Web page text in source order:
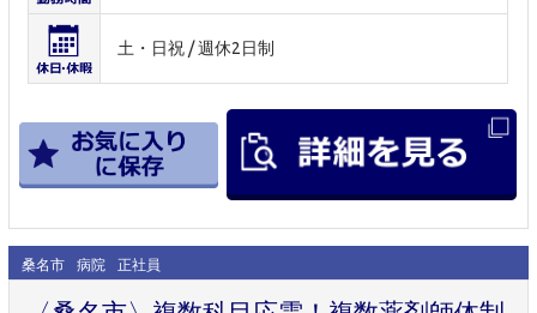
土・日祝 / 週休2日制
桑名市 病院 正社員